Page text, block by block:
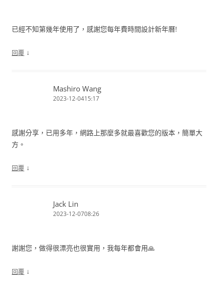
已經不知第幾年使用了，感謝您每年費時間設計新年曆!
回覆 ↓
Mashiro Wang
2023-12-0415:17
感謝分享，已用多年，網路上那麼多就最喜歡您的版本，簡單大
方。
回覆 ↓
Jack Lin
2023-12-0708:26
謝謝您，做得很漂亮也很實用，我每年都會用🙏
回覆 ↓